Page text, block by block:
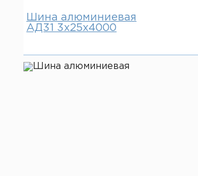
Шина алюминиевая
АД31 3х25х4000